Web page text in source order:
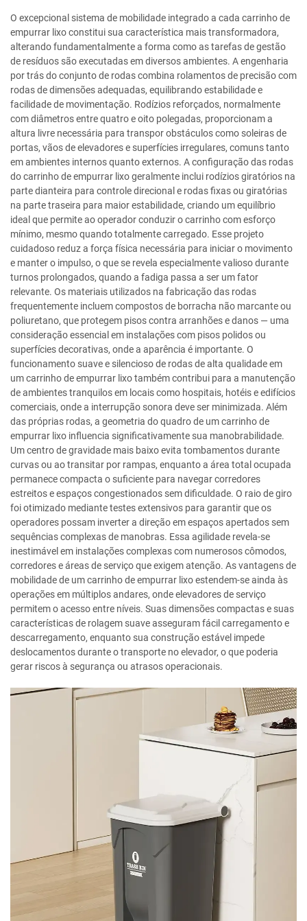
O excepcional sistema de mobilidade integrado a cada carrinho de
empurrar lixo constitui sua característica mais transformadora,
alterando fundamentalmente a forma como as tarefas de gestão
de resíduos são executadas em diversos ambientes. A engenharia
por trás do conjunto de rodas combina rolamentos de precisão com
rodas de dimensões adequadas, equilibrando estabilidade e
facilidade de movimentação. Rodízios reforçados, normalmente
com diâmetros entre quatro e oito polegadas, proporcionam a
altura livre necessária para transpor obstáculos como soleiras de
portas, vãos de elevadores e superfícies irregulares, comuns tanto
em ambientes internos quanto externos. A configuração das rodas
do carrinho de empurrar lixo geralmente inclui rodízios giratórios na
parte dianteira para controle direcional e rodas fixas ou giratórias
na parte traseira para maior estabilidade, criando um equilíbrio
ideal que permite ao operador conduzir o carrinho com esforço
mínimo, mesmo quando totalmente carregado. Esse projeto
cuidadoso reduz a força física necessária para iniciar o movimento
e manter o impulso, o que se revela especialmente valioso durante
turnos prolongados, quando a fadiga passa a ser um fator
relevante. Os materiais utilizados na fabricação das rodas
frequentemente incluem compostos de borracha não marcante ou
poliuretano, que protegem pisos contra arranhões e danos — uma
consideração essencial em instalações com pisos polidos ou
superfícies decorativas, onde a aparência é importante. O
funcionamento suave e silencioso de rodas de alta qualidade em
um carrinho de empurrar lixo também contribui para a manutenção
de ambientes tranquilos em locais como hospitais, hotéis e edifícios
comerciais, onde a interrupção sonora deve ser minimizada. Além
das próprias rodas, a geometria do quadro de um carrinho de
empurrar lixo influencia significativamente sua manobrabilidade.
Um centro de gravidade mais baixo evita tombamentos durante
curvas ou ao transitar por rampas, enquanto a área total ocupada
permanece compacta o suficiente para navegar corredores
estreitos e espaços congestionados sem dificuldade. O raio de giro
foi otimizado mediante testes extensivos para garantir que os
operadores possam inverter a direção em espaços apertados sem
sequências complexas de manobras. Essa agilidade revela-se
inestimável em instalações complexas com numerosos cômodos,
corredores e áreas de serviço que exigem atenção. As vantagens de
mobilidade de um carrinho de empurrar lixo estendem-se ainda às
operações em múltiplos andares, onde elevadores de serviço
permitem o acesso entre níveis. Suas dimensões compactas e suas
características de rolagem suave asseguram fácil carregamento e
descarregamento, enquanto sua construção estável impede
deslocamentos durante o transporte no elevador, o que poderia
gerar riscos à segurança ou atrasos operacionais.